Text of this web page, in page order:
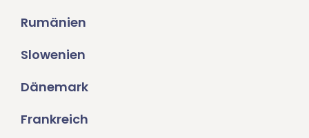
Rumänien
Slowenien
Dänemark
Frankreich